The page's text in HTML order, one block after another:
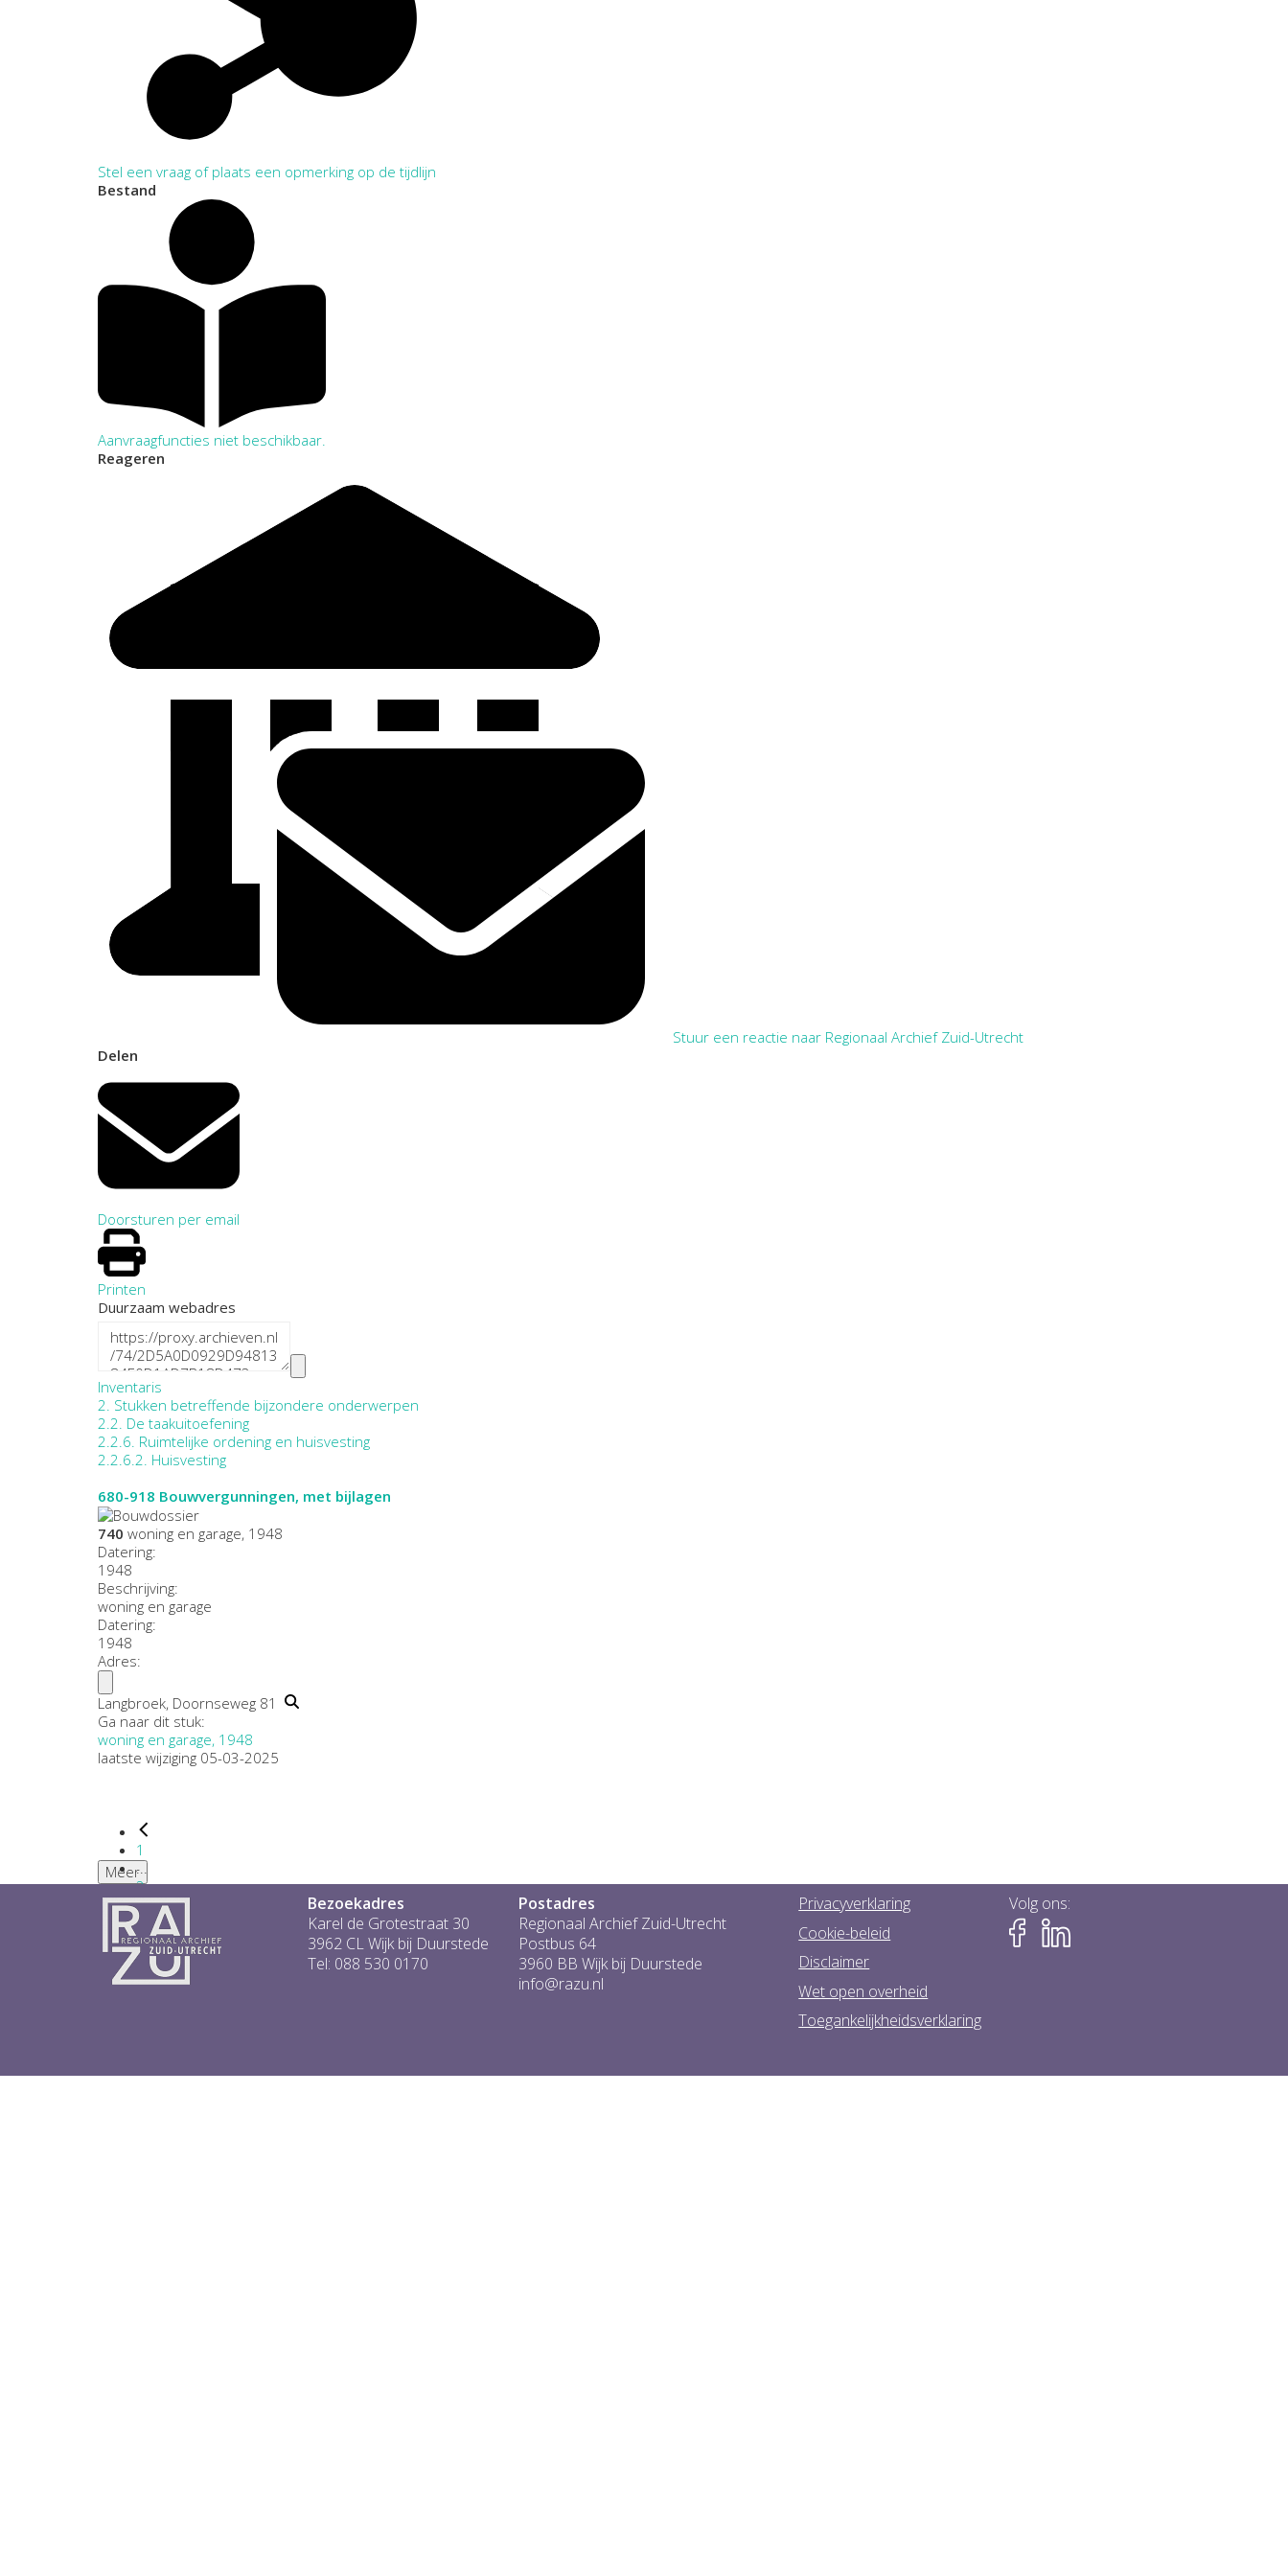
Stel een vraag of plaats een opmerking op de tijdlijn
Bestand
Aanvraagfuncties niet beschikbaar.
Reageren
Stuur een reactie naar Regionaal Archief Zuid-Utrecht
Delen
Doorsturen per email
Printen
Duurzaam webadres
Inventaris
2. Stukken betreffende bijzondere onderwerpen
2.2. De taakuitoefening
2.2.6. Ruimtelijke ordening en huisvesting
2.2.6.2. Huisvesting
680-918 Bouwvergunningen, met bijlagen
740 woning en garage, 1948
Datering:
1948
Beschrijving:
woning en garage
Datering:
1948
Adres:
Langbroek, Doornseweg 81
Ga naar dit stuk:
woning en garage, 1948
laatste wijziging 05-03-2025
1
...
2
3
4
5
6
...
Meer
Bezoekadres
Karel de Grotestraat 30
3962 CL Wijk bij Duurstede
Tel: 088 530 0170
Postadres
Regionaal Archief Zuid-Utrecht
Postbus 64
3960 BB Wijk bij Duurstede
info@razu.nl
Privacyverklaring
Cookie-beleid
Disclaimer
Wet open overheid
Toegankelijkheidsverklaring
Volg ons: